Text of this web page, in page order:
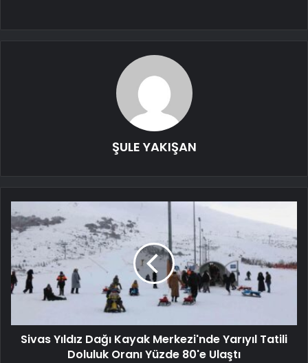
ŞULE YAKIŞAN
Sivas Yıldız Dağı Kayak Merkezi'nde Yarıyıl Tatili
Doluluk Oranı Yüzde 80'e Ulaştı